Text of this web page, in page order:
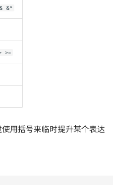
&^
>=
用括号来临时提升某个表达